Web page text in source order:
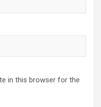
in this browser for the